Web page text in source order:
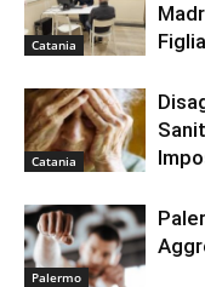
Catania
Catania
Palermo